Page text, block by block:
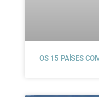
OS 15 PAÍSES